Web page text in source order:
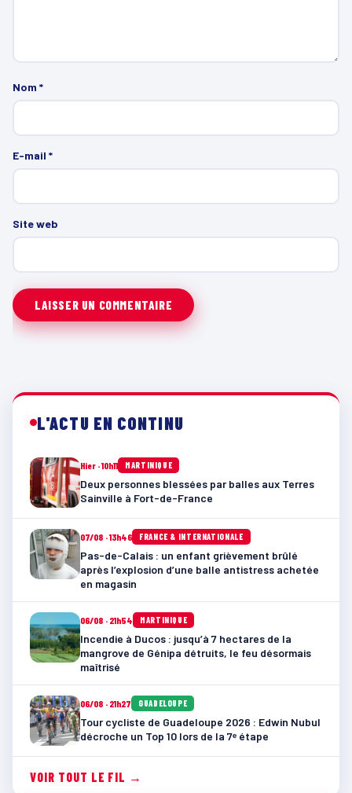
Nom *
E-mail *
Site web
L'ACTU EN CONTINU
Hier · 10h11 MARTINIQUE
Deux personnes blessées par balles aux Terres
Sainville à Fort-de-France
07/08 · 13h46 FRANCE & INTERNATIONALE
Pas-de-Calais : un enfant grièvement brûlé
après l’explosion d’une balle antistress achetée
en magasin
06/08 · 21h54 MARTINIQUE
Incendie à Ducos : jusqu’à 7 hectares de la
mangrove de Génipa détruits, le feu désormais
maîtrisé
06/08 · 21h27 GUADELOUPE
Tour cycliste de Guadeloupe 2026 : Edwin Nubul
décroche un Top 10 lors de la 7ᵉ étape
VOIR TOUT LE FIL →